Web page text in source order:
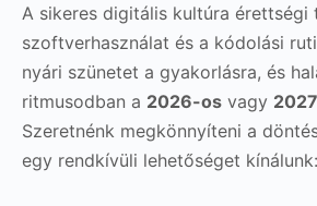
A sikeres digitális kultúra
szoftverhasználat és a kódolási
nyári szünetet a gyakorlásra, és
ritmusodban a 2026-os vagy
Szeretnénk megkönnyíteni a
egy rendkívüli lehetőséget kínálunk: